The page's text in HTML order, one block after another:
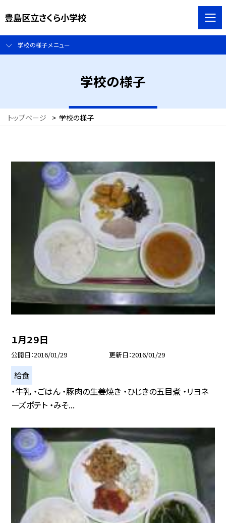
豊島区立さくら小学校
学校の様子メニュー
学校の様子
トップページ > 学校の様子
１月２９日
公開日 2016/01/29 更新日 2016/01/29
給食
・牛乳 ・ごはん ・豚肉の生姜焼き ・ひじきの五目煮 ・リヨネ
ーズポテト ・みそ...